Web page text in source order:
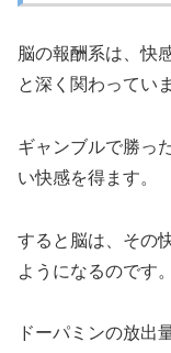
脳の報酬系は、快
と深く関わってい
ギャンブルで勝っ
い快感を得ます。
すると脳は、その
ようになるのです。
ドーパミンの放出